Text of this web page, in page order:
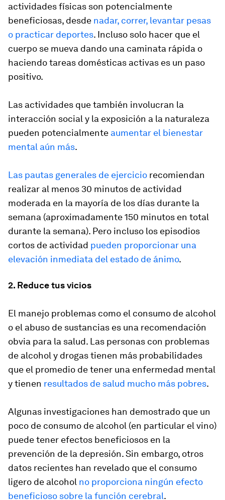
actividades físicas son potencialmente
beneficiosas, desde nadar, correr, levantar pesas
o practicar deportes. Incluso solo hacer que el
cuerpo se mueva dando una caminata rápida o
haciendo tareas domésticas activas es un paso
positivo.
Las actividades que también involucran la
interacción social y la exposición a la naturaleza
pueden potencialmente aumentar el bienestar
mental aún más.
Las pautas generales de ejercicio recomiendan
realizar al menos 30 minutos de actividad
moderada en la mayoría de los días durante la
semana (aproximadamente 150 minutos en total
durante la semana). Pero incluso los episodios
cortos de actividad pueden proporcionar una
elevación inmediata del estado de ánimo.
2. Reduce tus vicios
El manejo problemas como el consumo de alcohol
o el abuso de sustancias es una recomendación
obvia para la salud. Las personas con problemas
de alcohol y drogas tienen más probabilidades
que el promedio de tener una enfermedad mental
y tienen resultados de salud mucho más pobres.
Algunas investigaciones han demostrado que un
poco de consumo de alcohol (en particular el vino)
puede tener efectos beneficiosos en la
prevención de la depresión. Sin embargo, otros
datos recientes han revelado que el consumo
ligero de alcohol no proporciona ningún efecto
beneficioso sobre la función cerebral.